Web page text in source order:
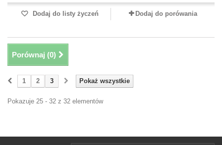
Dodaj do listy życzeń Dodaj do porówania
Porównaj (0)
Pokaż wszystkie
1 2 3
Pokazuje 25 - 32 z 32 elementów